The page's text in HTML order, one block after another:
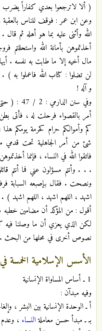
( ألا لاترجعوا بعدي كفاراً
وعن ابن عمر : فوقف للناس بالعقبة
الله وأثنى عليه بما هو أهله ثم
أخذتموهن بأمانة الله
مال أخيه إلا ما طابت به نفسه .
لن تضلوا : كتاب الله فاعملوا به )
و آله !
وفي سنن الدارمي : 2 / 47 : ( حتى إذا زاغت يعني الشمس (
أمر بالقصواء فرحلت له ، فأتى
كم وأموالكم حرام كحرمة يومكم
شئ من أمر الجاهلية تحت قدمي
فاتقوا الله في النساء ، فإنما
. . . وأنتم مسؤلون عني فما أنتم
ونصحت . فقال بإصبعه السبابة
اشهد ، اللهم اشهد ، اللهم اشهد )
أقول : من المؤكد أن مضامين خطبه
لكن الذي يعزي أن ما وصلنا فيه
نصوص أخرى في محلها من البحث .
الأسس الإسلامية الخمسة
1 ـ أساس المساواة الإنسانية
وفيه مبدآن :
أ ـ الوحدة الإنسانية بين البشر ،
بـ ـ مبدأ حسن معاملةالنساء ،